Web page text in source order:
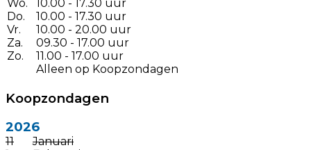
Wo.
Do.
Vr.
Za.
Zo.
10.00 - 17.30 uur
10.00 - 17.30 uur
10.00 - 20.00 uur
09.30 - 17.00 uur
11.00 - 17.00 uur
Alleen op Koopzondagen
Koopzondagen
2026
11
Januari